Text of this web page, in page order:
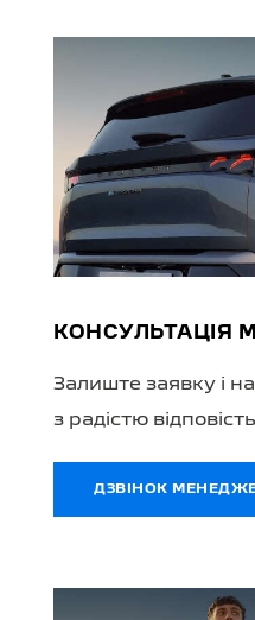
КОНСУЛЬТАЦІЯ
Залиште заявку і
з радістю
ДЗВІНОК